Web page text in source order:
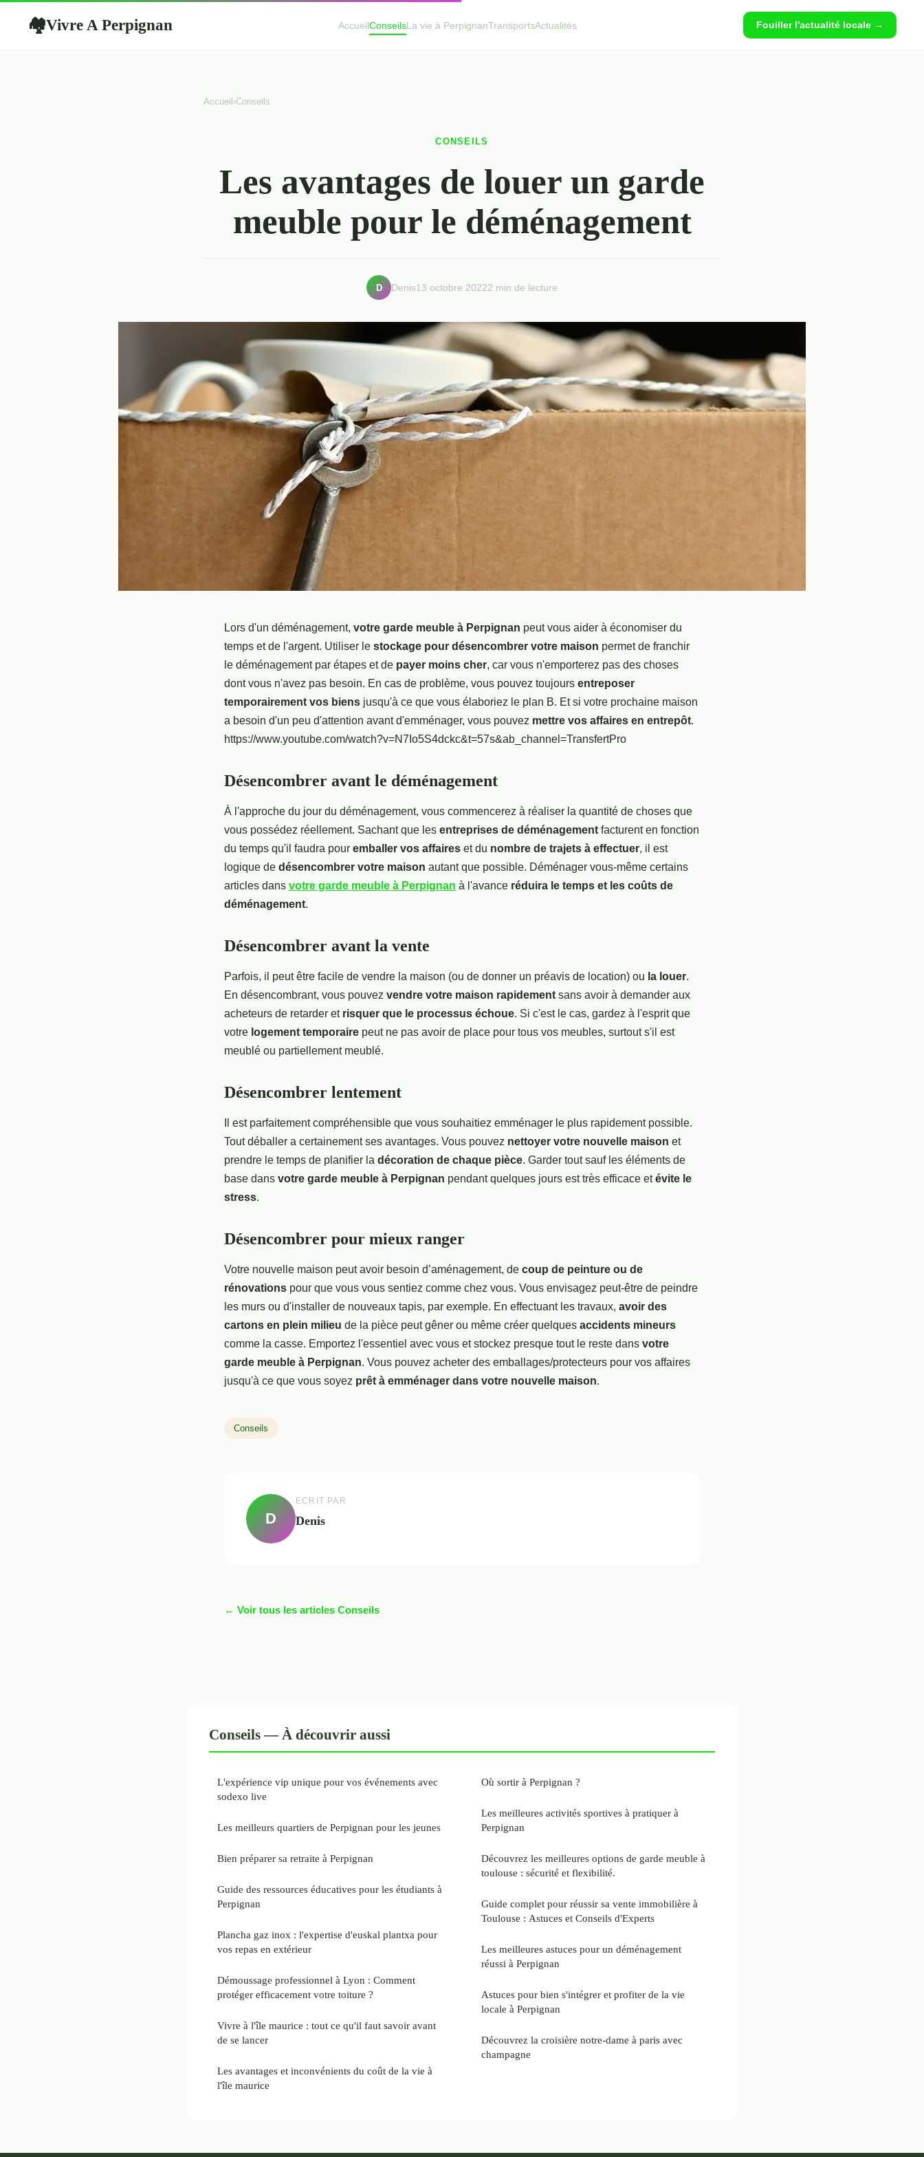
🏘Vivre A Perpignan AccueilConseilsLa vie à PerpignanTransportsActualités Fouiller l'actualité locale →
Accueil ›Conseils
CONSEILS
Les avantages de louer un garde
meuble pour le déménagement
D Denis13 octobre 20222 min de lecture
Lors d'un déménagement, votre garde meuble à Perpignan peut vous aider à économiser du
temps et de l'argent. Utiliser le stockage pour désencombrer votre maison permet de franchir
le déménagement par étapes et de payer moins cher, car vous n'emporterez pas des choses
dont vous n'avez pas besoin. En cas de problème, vous pouvez toujours entreposer
temporairement vos biens jusqu'à ce que vous élaboriez le plan B. Et si votre prochaine maison
a besoin d'un peu d'attention avant d'emménager, vous pouvez mettre vos affaires en entrepôt.
https://www.youtube.com/watch?v=N7Io5S4dckc&t=57s&ab_channel=TransfertPro
Désencombrer avant le déménagement
À l'approche du jour du déménagement, vous commencerez à réaliser la quantité de choses que
vous possédez réellement. Sachant que les entreprises de déménagement facturent en fonction
du temps qu'il faudra pour emballer vos affaires et du nombre de trajets à effectuer, il est
logique de désencombrer votre maison autant que possible. Déménager vous-même certains
articles dans votre garde meuble à Perpignan à l'avance réduira le temps et les coûts de
déménagement.
Désencombrer avant la vente
Parfois, il peut être facile de vendre la maison (ou de donner un préavis de location) ou la louer.
En désencombrant, vous pouvez vendre votre maison rapidement sans avoir à demander aux
acheteurs de retarder et risquer que le processus échoue. Si c'est le cas, gardez à l'esprit que
votre logement temporaire peut ne pas avoir de place pour tous vos meubles, surtout s'il est
meublé ou partiellement meublé.
Désencombrer lentement
Il est parfaitement compréhensible que vous souhaitiez emménager le plus rapidement possible.
Tout déballer a certainement ses avantages. Vous pouvez nettoyer votre nouvelle maison et
prendre le temps de planifier la décoration de chaque pièce. Garder tout sauf les éléments de
base dans votre garde meuble à Perpignan pendant quelques jours est très efficace etévite le
stress.
Désencombrer pour mieux ranger
Votre nouvelle maison peut avoir besoin d’aménagement, de coup de peinture ou de
rénovations pour que vous vous sentiez comme chez vous. Vous envisagez peut-être de peindre
les murs ou d'installer de nouveaux tapis, par exemple. En effectuant les travaux, avoir des
cartons en plein milieu de la pièce peut gêner ou même créer quelques accidents mineurs
comme la casse. Emportez l'essentiel avec vous et stockez presque tout le reste dans votre
garde meuble à Perpignan. Vous pouvez acheter des emballages/protecteurs pour vos affaires
jusqu'à ce que vous soyez prêt à emménager dans votre nouvelle maison.
Conseils
D
ECRIT PAR
Denis
← Voir tous les articles Conseils
Conseils — À découvrir aussi
L'expérience vip unique pour vos événements avec
sodexo live
Les meilleurs quartiers de Perpignan pour les jeunes
Bien préparer sa retraite à Perpignan
Guide des ressources éducatives pour les étudiants à
Perpignan
Plancha gaz inox : l'expertise d'euskal plantxa pour
vos repas en extérieur
Démoussage professionnel à Lyon : Comment
protéger efficacement votre toiture ?
Vivre à l'île maurice : tout ce qu'il faut savoir avant
de se lancer
Les avantages et inconvénients du coût de la vie à
l'île maurice
Où sortir à Perpignan ?
Les meilleures activités sportives à pratiquer à
Perpignan
Découvrez les meilleures options de garde meuble à
toulouse : sécurité et flexibilité.
Guide complet pour réussir sa vente immobilière à
Toulouse : Astuces et Conseils d'Experts
Les meilleures astuces pour un déménagement
réussi à Perpignan
Astuces pour bien s'intégrer et profiter de la vie
locale à Perpignan
Découvrez la croisière notre-dame à paris avec
champagne